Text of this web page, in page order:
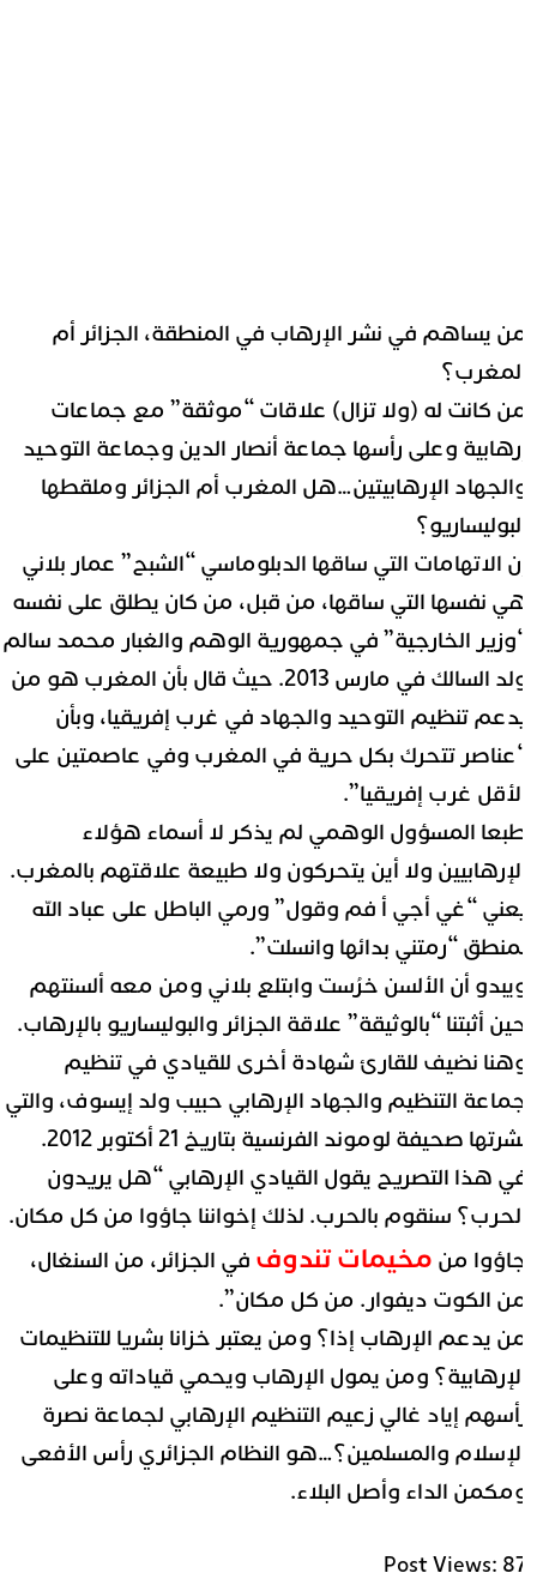
يساهم في نشر الإرهاب في المنطقة، الجزائر أم
كانت له (ولا تزال) علاقات “موثقة” مع جماعات
وعلى رأسها جماعة أنصار الدين وجماعة التوحيد
الإرهابيتين…هل المغرب أم الجزائر وملقطها
الاتهامات التي ساقها الدبلوماسي “الشبح” عمار بلاني
نفسها التي ساقها، من قبل، من كان يطلق على نفسه
الخارجية” في جمهورية الوهم والغبار محمد سالم
ولد السالك في مارس 2013. حيث قال بأن المغرب هو من
تنظيم التوحيد والجهاد في غرب إفريقيا، وبأن
تتحرك بكل حرية في المغرب وفي عاصمتين على
غرب إفريقيا”.
المسؤول الوهمي لم يذكر لا أسماء هؤلاء
ولا أين يتحركون ولا طبيعة علاقتهم بالمغرب.
“غي أجي أ فم وقول” ورمي الباطل على عباد الله
“رمتني بدائها وانسلت”.
أن الألسن خرُست وابتلع بلاني ومن معه ألسنتهم
أثبتنا “بالوثيقة” علاقة الجزائر والبوليساريو بالإرهاب.
نضيف للقارئ شهادة أخرى للقيادي في تنظيم
التنظيم والجهاد الإرهابي حبيب ولد إيسوف، والتي
صحيفة لوموند الفرنسية بتاريخ 21 أكتوبر 2012.
هذا التصريح يقول القيادي الإرهابي “هل يريدون
سنقوم بالحرب. لذلك إخواننا جاؤوا من كل مكان.
منمخيمات تندوففي الجزائر، من السنغال،
الكوت ديفوار. من كل مكان”.
يدعم الإرهاب إذا؟ ومن يعتبر خزانا بشريا للتنظيمات
ومن يمول الإرهاب ويحمي قياداته وعلى
إياد غالي زعيم التنظيم الإرهابي لجماعة نصرة
والمسلمين؟…هو النظام الجزائري رأس الأفعى
الداء وأصل البلاء.
Post Views: